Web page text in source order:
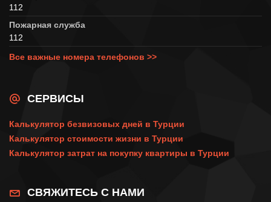
112
Пожарная служба
112
Все важные номера телефонов >>
СЕРВИСЫ
Калькулятор безвизовых дней в Турции
Калькулятор стоимости жизни в Турции
Калькулятор затрат на покупку квартиры в Турции
СВЯЖИТЕСЬ С НАМИ